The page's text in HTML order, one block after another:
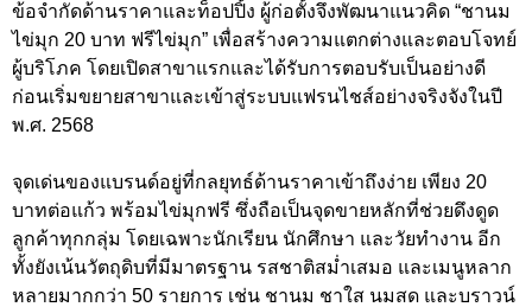
ข้อจำกัดด้านราคาและท็อปปิ้ง ผู้ก่อตั้งจึงพัฒนาแนวคิด “ชานม
ไข่มุก 20 บาท ฟรีไข่มุก” เพื่อสร้างความแตกต่างและตอบโจทย์
ผู้บริโภค โดยเปิดสาขาแรกและได้รับการตอบรับเป็นอย่างดี
ก่อนเริ่มขยายสาขาและเข้าสู่ระบบแฟรนไชส์อย่างจริงจังในปี
พ.ศ. 2568
จุดเด่นของแบรนด์อยู่ที่กลยุทธ์ด้านราคาเข้าถึงง่าย เพียง 20
บาทต่อแก้ว พร้อมไข่มุกฟรี ซึ่งถือเป็นจุดขายหลักที่ช่วยดึงดูด
ลูกค้าทุกกลุ่ม โดยเฉพาะนักเรียน นักศึกษา และวัยทำงาน อีก
ทั้งยังเน้นวัตถุดิบที่มีมาตรฐาน รสชาติสม่ำเสมอ และเมนูหลาก
หลายมากกว่า 50 รายการ เช่น ชานม ชาใส นมสด และบราวน์